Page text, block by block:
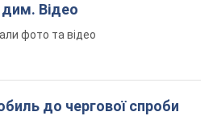
дим. Відео
фото та відео
до чергової спроби